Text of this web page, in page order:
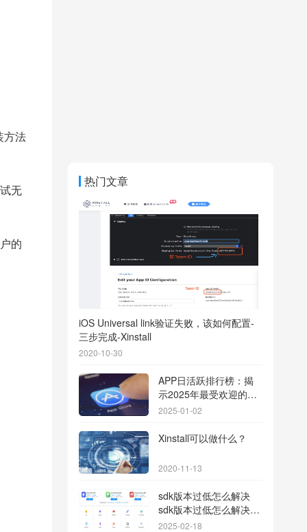
方法
无
的
热门文章
iOS Universal link验证失败，该如何配置-
三步完成-Xinstall
2020-10-30
APP日活跃排行榜：揭
示2025年最受欢迎的应
用背后的秘密
2025-01-02
Xinstall可以做什么？
2020-11-13
sdk版本过低怎么解决
sdk版本过低怎么解决华
为
2025-02-18